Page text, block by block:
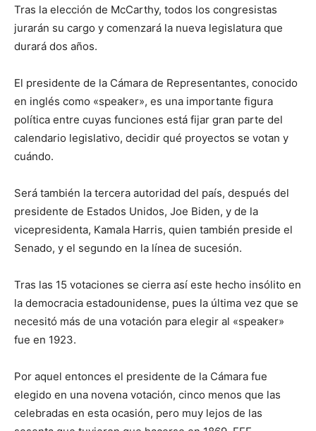
Tras la elección de McCarthy, todos los congresistas
jurarán su cargo y comenzará la nueva legislatura que
durará dos años.
El presidente de la Cámara de Representantes, conocido
en inglés como «speaker», es una importante figura
política entre cuyas funciones está fijar gran parte del
calendario legislativo, decidir qué proyectos se votan y
cuándo.
Será también la tercera autoridad del país, después del
presidente de Estados Unidos, Joe Biden, y de la
vicepresidenta, Kamala Harris, quien también preside el
Senado, y el segundo en la línea de sucesión.
Tras las 15 votaciones se cierra así este hecho insólito en
la democracia estadounidense, pues la última vez que se
necesitó más de una votación para elegir al «speaker»
fue en 1923.
Por aquel entonces el presidente de la Cámara fue
elegido en una novena votación, cinco menos que las
celebradas en esta ocasión, pero muy lejos de las